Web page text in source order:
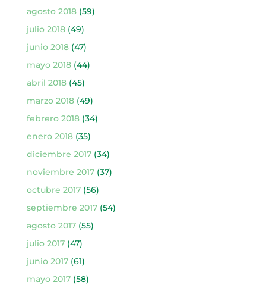
agosto 2018(59)
julio 2018(49)
junio 2018(47)
mayo 2018(44)
abril 2018(45)
marzo 2018(49)
febrero 2018(34)
enero 2018(35)
diciembre 2017(34)
noviembre 2017(37)
octubre 2017(56)
septiembre 2017(54)
agosto 2017(55)
julio 2017(47)
junio 2017(61)
mayo 2017(58)